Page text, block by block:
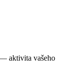
aktivita vašeho